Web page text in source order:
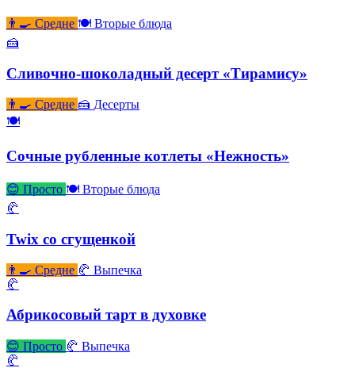
👨‍🍳 Средне 🍽 Вторые блюда
🍰
Cливочно-шоколадный десерт «Тирамису»
👨‍🍳 Средне 🍰 Десерты
🍽
Cочные рубленные котлеты «Нежность»
😊 Просто 🍽 Вторые блюда
🥐
Twix со сгущенкой
👨‍🍳 Средне 🥐 Выпечка
🥐
Абрикосовый тарт в духовке
😊 Просто 🥐 Выпечка
🥐